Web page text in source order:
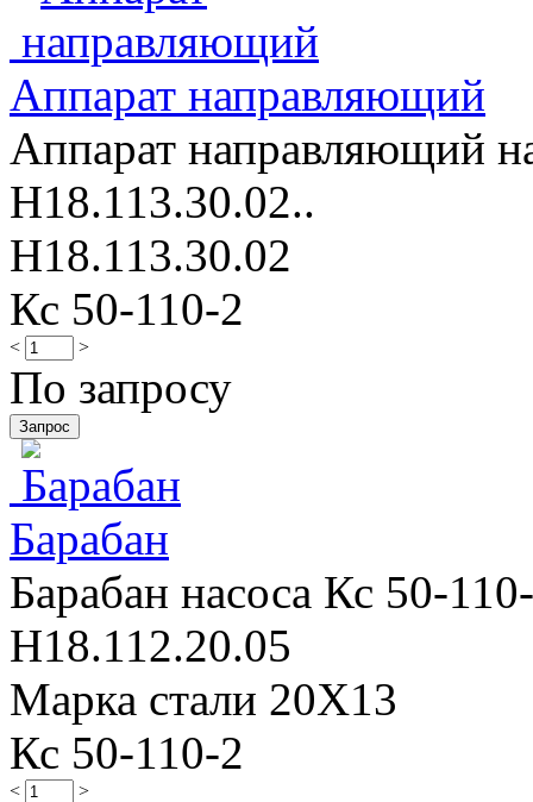
Аппарат направляющий
Аппарат направляющий
Н18.113.30.02..
Н18.113.30.02
Кс 50-110-2
< >
По запросу
Барабан
Барабан насоса Кс 50-
Н18.112.20.05
Марка стали 20Х13
Кс 50-110-2
< >